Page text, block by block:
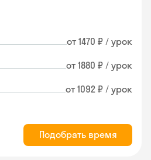
от 1470 ₽ / урок
от 1880 ₽ / урок
от 1092 ₽ / урок
Подобрать время